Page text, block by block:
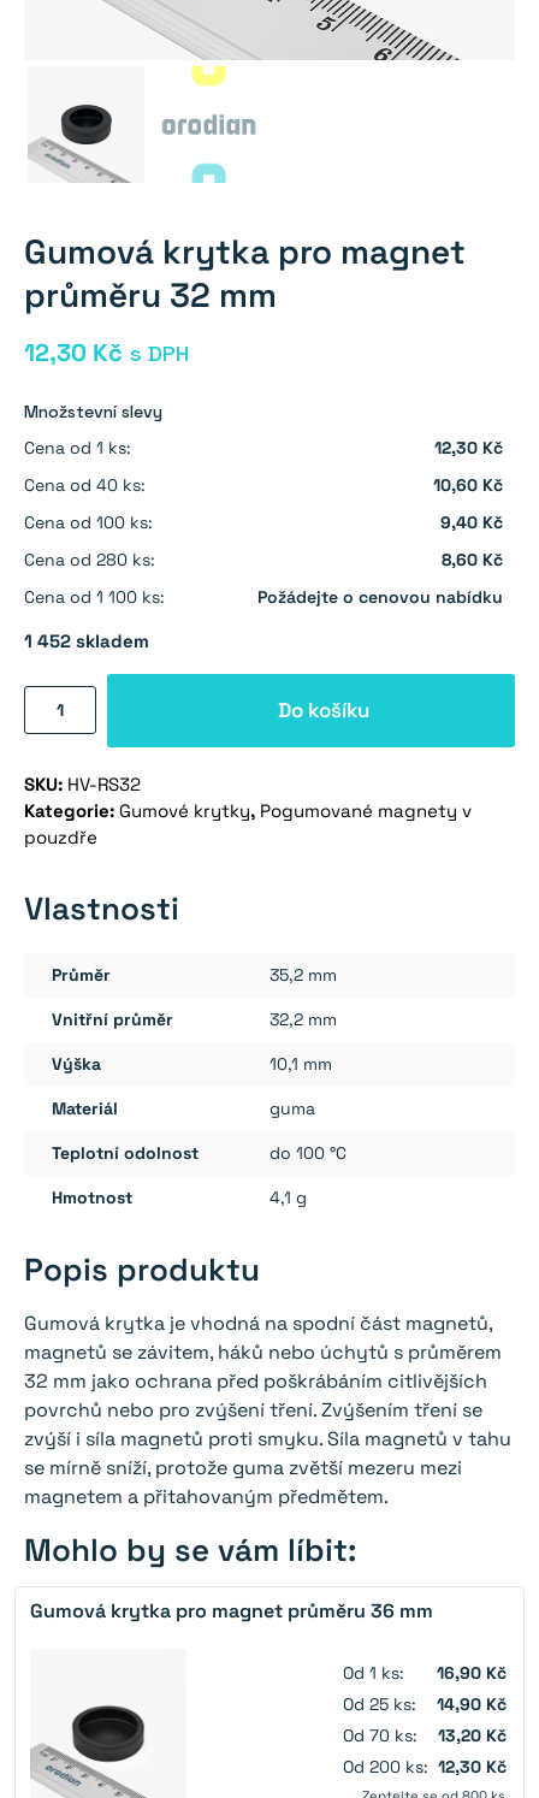
Gumová krytka pro magnet
průměru 32 mm
12,30 Kč s DPH
Množstevní slevy
Cena od 1 ks:
12,30 Kč
Cena od 40 ks:
10,60 Kč
Cena od 100 ks:
9,40 Kč
Cena od 280 ks:
8,60 Kč
Cena od 1 100 ks:
Požádejte o cenovou nabídku
1 452 skladem
Gumová
krytka
magnet
průměru
32
množství
Do košíku
SKU: HV-RS32
Kategorie: Gumové krytky, Pogumované magnety v
pouzdře
Vlastnosti
Průměr 35,2 mm
Vnitřní průměr 32,2 mm
Výška 10,1 mm
Materiál guma
Teplotní odolnost do ‎100 °C
Hmotnost 4,1 g
Popis produktu
Gumová krytka je vhodná na spodní část magnetů,
magnetů se závitem, háků nebo úchytů s průměrem
32 mm jako ochrana před poškrábáním citlivějších
povrchů nebo pro zvýšení tření. Zvýšením tření se
zvýší i síla magnetů proti smyku. Síla magnetů v tahu
se mírně sníží, protože guma zvětší mezeru mezi
magnetem a přitahovaným předmětem.
Mohlo by se vám líbit:
Gumová krytka pro magnet průměru 36 mm
Od 1 ks:
16,90 Kč
Od 25 ks:
14,90 Kč
Od 70 ks:
13,20 Kč
Od 200 ks: 12,30 Kč